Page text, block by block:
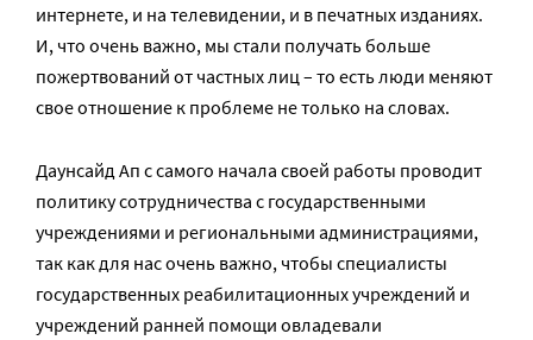
интернете, и на телевидении, и в печатных изданиях.
И, что очень важно, мы стали получать больше
пожертвований от частных лиц – то есть люди меняют
свое отношение к проблеме не только на словах.
Даунсайд Ап с самого начала своей работы проводит
политику сотрудничества с государственными
учреждениями и региональными администрациями,
так как для нас очень важно, чтобы специалисты
государственных реабилитационных учреждений и
учреждений ранней помощи овладевали